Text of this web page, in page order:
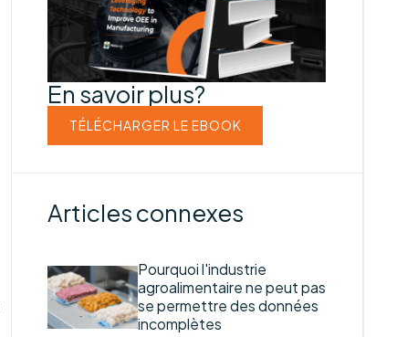
En savoir plus?
TÉLÉCHARGER LE EBOOK
Articles connexes
Pourquoi l'industrie
agroalimentaire ne peut pas
se permettre des données
incomplètes